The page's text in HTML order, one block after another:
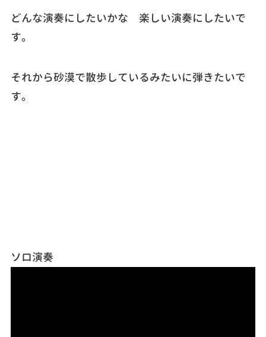
どんな演奏にしたいかな 楽しい演奏にしたいで
す。
それから砂漠で散歩しているみたいに弾きたいで
す。
ソロ演奏